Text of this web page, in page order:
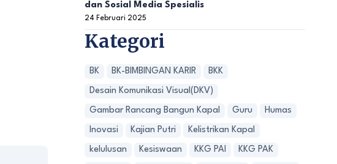
dan Sosial Media Spesialis
24 Februari 2025
Kategori
BK BK-BIMBINGAN KARIR BKK
Desain Komunikasi Visual(DKV)
Gambar Rancang Bangun Kapal Guru Humas
Inovasi Kajian Putri Kelistrikan Kapal
kelulusan Kesiswaan KKG PAI KKG PAK